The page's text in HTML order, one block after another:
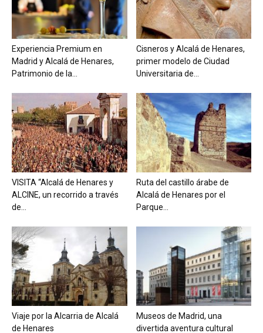
Experiencia Premium en
Madrid y Alcalá de Henares,
Patrimonio de la...
Cisneros y Alcalá de Henares,
primer modelo de Ciudad
Universitaria de...
VISITA “Alcalá de Henares y
ALCINE, un recorrido a través
de...
Ruta del castillo árabe de
Alcalá de Henares por el
Parque...
Viaje por la Alcarria de Alcalá
de Henares
Museos de Madrid, una
divertida aventura cultural